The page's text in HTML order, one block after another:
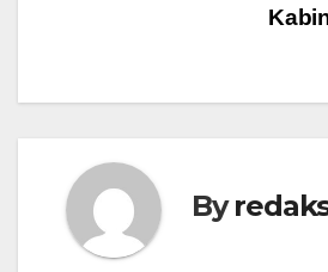
By